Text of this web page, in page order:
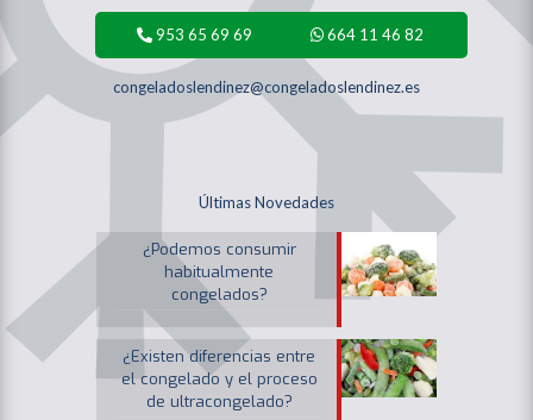
953 65 69 69 664 11 46 82
congeladoslendinez@congeladoslendinez.es
Últimas Novedades
¿Podemos consumir
habitualmente
congelados?
¿Existen diferencias entre
el congelado y el proceso
de ultracongelado?